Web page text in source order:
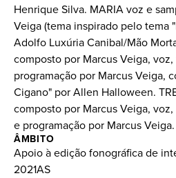
Henrique Silva. MARIA voz e
Veiga (tema inspirado pelo tema
Adolfo Luxúria Canibal/Mão
composto por Marcus Veiga,
programação por Marcus Veiga,
Cigano" por Allen Halloween.
composto por Marcus Veiga,
e programação por Marcus Veiga.
ÂMBITO
Apoio à edição fonográfica de
2021AS